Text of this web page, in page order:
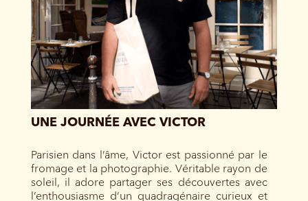
UNE JOURNÉE AVEC VICTOR
Parisien dans l’âme, Victor est passionné par le
fromage et la photographie. Véritable rayon de
soleil, il adore partager ses découvertes avec
l’enthousiasme d’un quadragénaire curieux et